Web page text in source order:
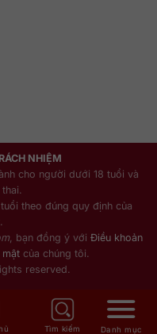
NHIỆM
cho người dưới 18 tuổi và
theo đúng quy định của
, bạn đồng ý với Điều khoản
mậtcủa chúng tôi.
reserved.
Tìm kiếm Danh mục